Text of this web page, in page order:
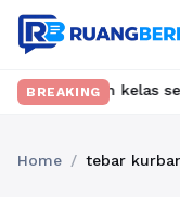
BREAKINGkelas seru
Home / tebar